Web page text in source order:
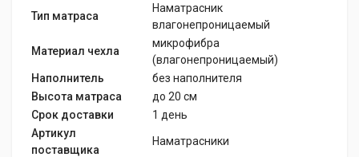
Тип матраса
Наматрасник
влагонепроницаемый
Материал чехла
микрофибра
(влагонепроницаемый)
Наполнитель
без наполнителя
Высота матраса
до 20 см
Срок доставки
1 день
Артикул
поставщика
Наматрасники